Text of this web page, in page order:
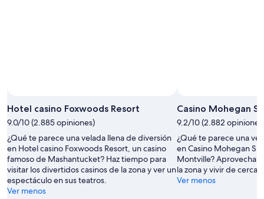
de
uso
libre
tomada
por
Andrea
Dobrowolski
Hotel casino Foxwoods Resort
9.0/10 (2.885 opiniones)
¿Qué te parece una velada llena de diversión
en Hotel casino Foxwoods Resort, un casino
famoso de Mashantucket? Haz tiempo para
visitar los divertidos casinos de la zona y ver un
espectáculo en sus teatros.
Ver menos
Casino Mohegan
9.2/10 (2.882
¿Qué te parece una
en Casino Mohegan
Montville? Aprovecha
la zona y vivir de cerca
Ver menos